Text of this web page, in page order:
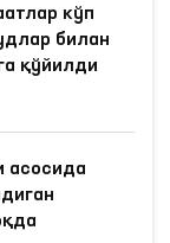
кўп
билан
қўйилди
асосида